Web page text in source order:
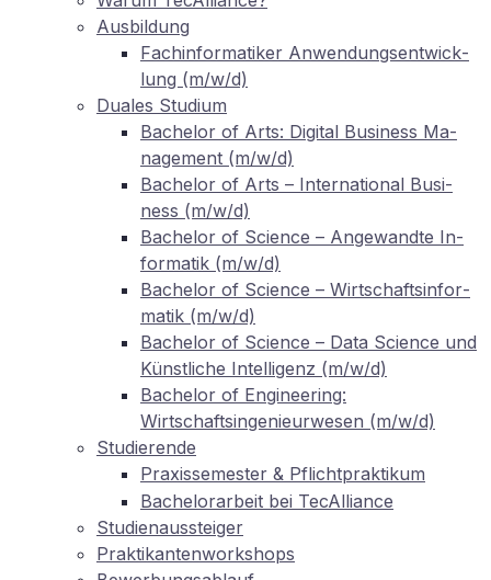
Aus­bil­dung
Fach­in­for­ma­ti­ker An­wen­dungs­ent­wick­
lung (m/w/d)
Dua­les Studium
Ba­che­lor of Arts: Di­gi­tal Busi­ness Ma­
nage­ment (m/w/d)
Ba­che­lor of Arts – In­ter­na­tio­nal Busi­
ness (m/w/d)
Ba­che­lor of Sci­ence – An­ge­wand­te In­
for­ma­tik (m/w/d)
Ba­che­lor of Sci­ence – Wirt­schafts­in­for­
ma­tik (m/w/d)
Ba­che­lor of Sci­ence – Data Sci­ence und
Künst­li­che In­tel­li­genz (m/w/d)
Ba­che­lor of En­gi­nee­ring:
Wirtschaftsingenieurwesen (m/w/d)
Stu­die­ren­de
Pra­xis­se­mes­ter & Pflichtpraktikum
Ba­che­lor­ar­beit bei TecAlliance
Stu­di­en­aus­stei­ger
Prak­ti­kan­ten­work­shops